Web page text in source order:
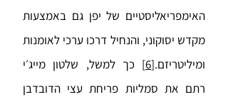
האימפריאליסטיים של יפן גם באמצעות
מקדש יסוקוני, והנחיל דרכו ערכי לאומנות
ומיליטריזם.[6]
כך למשל, שלטון מייג׳י
רתם את סמליות פריחת עצי הדובדבן